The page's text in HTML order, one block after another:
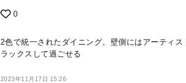
0
2色で統一されたダイニング。壁側にはアーティ
ラックスして過ごせる
2023年11月17日 15:26